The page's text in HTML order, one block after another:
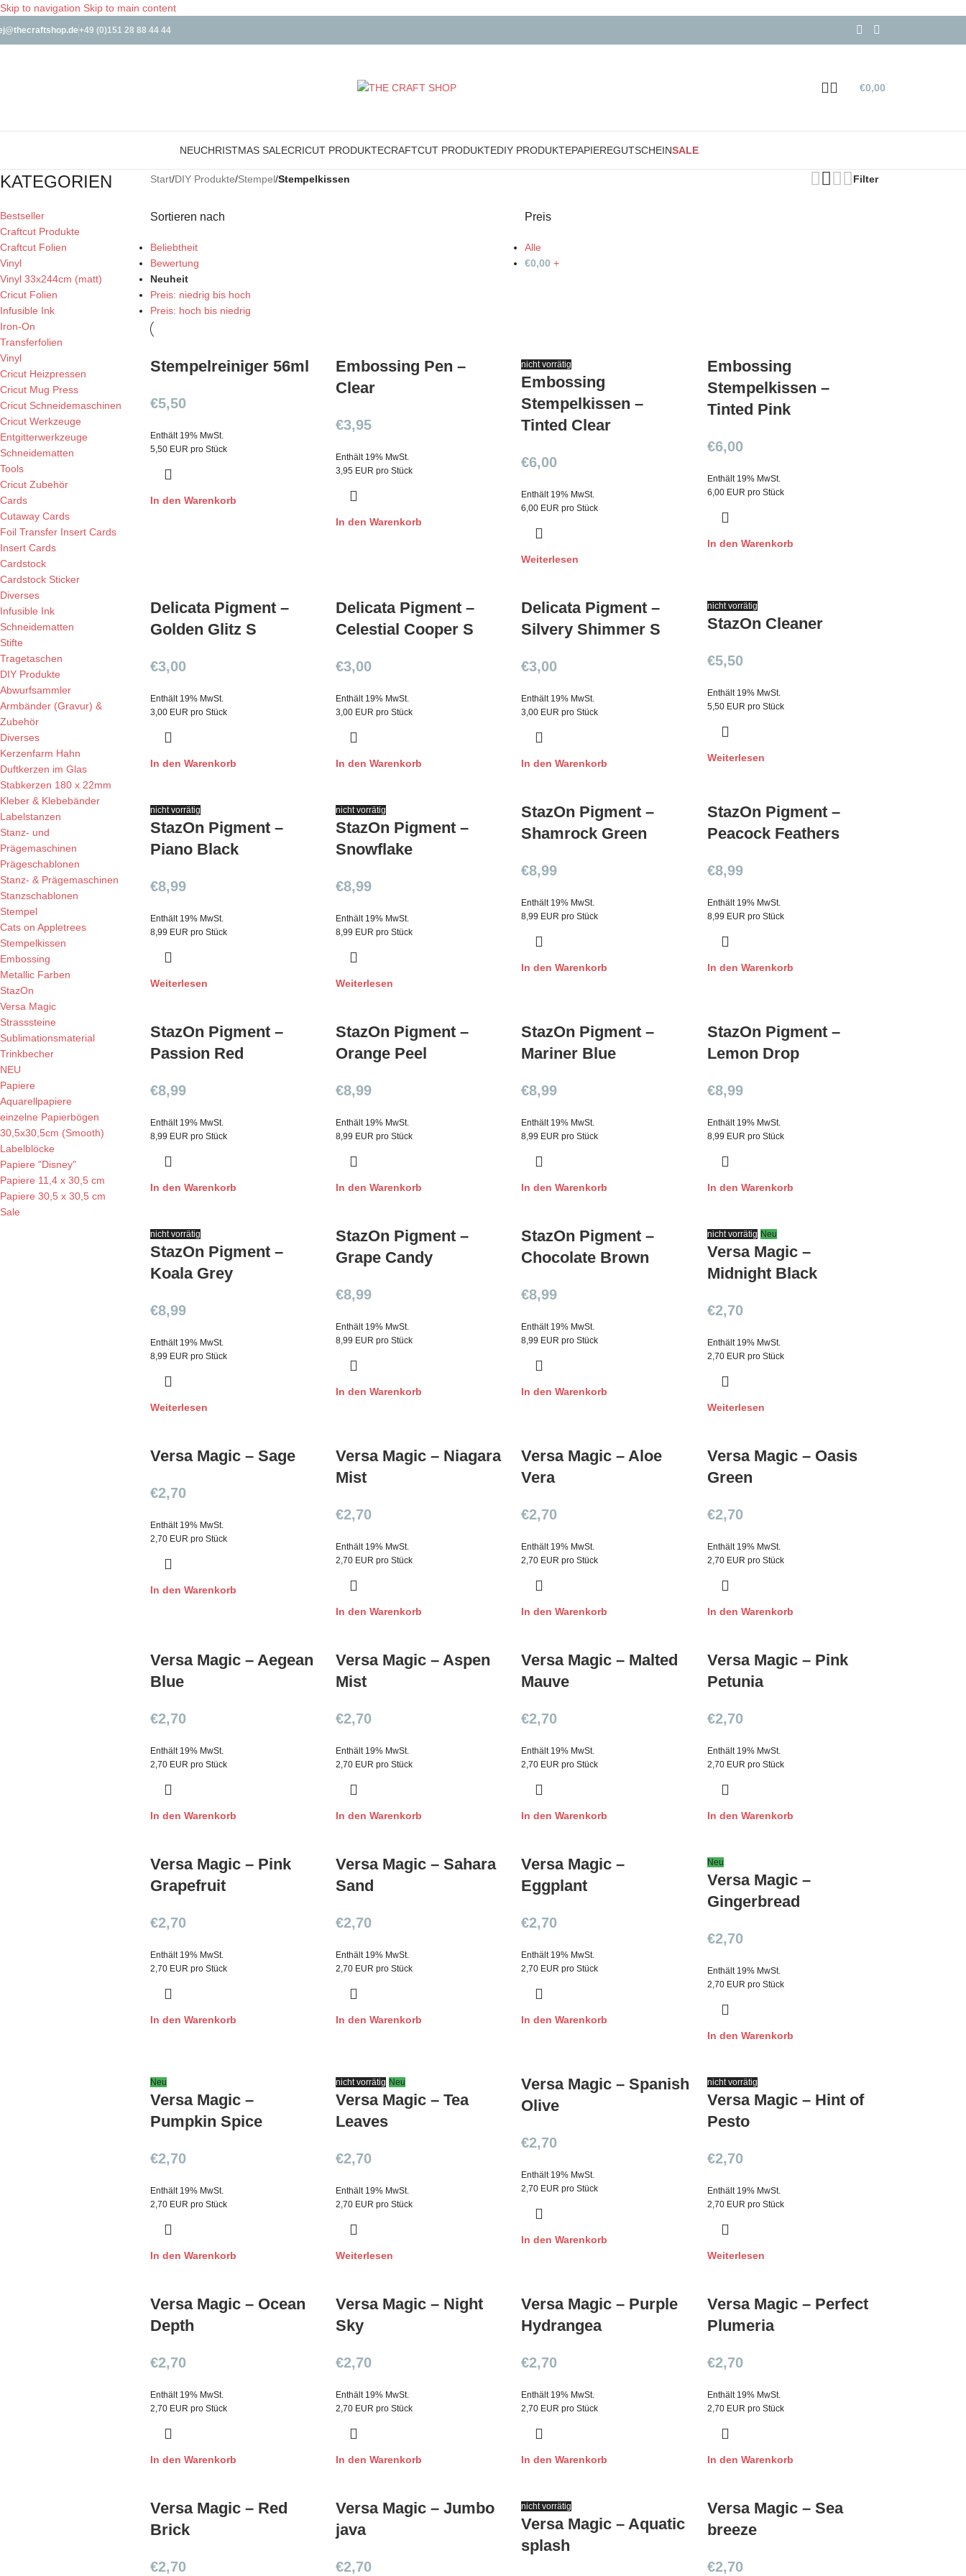
Skip to navigation Skip to main content
+49 (0)151 28 88 44 44
€0,00
NEUCHRISTMAS SALECRICUT PRODUKTECRAFTCUT PRODUKTEDIY PRODUKTEPAPIEREGUTSCHEINSALE
KATEGORIEN
Bestseller
Craftcut Produkte
Craftcut Folien
Vinyl
Vinyl 33x244cm (matt)
Cricut Folien
Infusible Ink
Iron-On
Transferfolien
Vinyl
Cricut Heizpressen
Cricut Mug Press
Cricut Schneidemaschinen
Cricut Werkzeuge
Entgitterwerkzeuge
Schneidematten
Tools
Cricut Zubehör
Cards
Cutaway Cards
Foil Transfer Insert Cards
Insert Cards
Cardstock
Cardstock Sticker
Diverses
Infusible Ink
Schneidematten
Stifte
Tragetaschen
DIY Produkte
Abwurfsammler
Armbänder (Gravur) &
Zubehör
Diverses
Kerzenfarm Hahn
Duftkerzen im Glas
Stabkerzen 180 x 22mm
Kleber & Klebebänder
Labelstanzen
Stanz- und
Prägemaschinen
Prägeschablonen
Stanz- & Prägemaschinen
Stanzschablonen
Stempel
Cats on Appletrees
Stempelkissen
Embossing
Metallic Farben
StazOn
Versa Magic
Strasssteine
Sublimationsmaterial
Trinkbecher
NEU
Papiere
Aquarellpapiere
einzelne Papierbögen
30,5x30,5cm (Smooth)
Labelblöcke
Papiere "Disney"
Papiere 11,4 x 30,5 cm
Papiere 30,5 x 30,5 cm
Sale
Start/DIY Produkte/Stempel/Stempelkissen Filter
Sortieren nach
Beliebtheit
Bewertung
Neuheit
Preis: niedrig bis hoch
Preis: hoch bis niedrig
Preis
Alle
€0,00 +
Stempelreiniger 56ml
€5,50
Enthält 19% MwSt.
5,50 EUR pro Stück
In den Warenkorb
Embossing Pen –
Clear
€3,95
Enthält 19% MwSt.
3,95 EUR pro Stück
In den Warenkorb
nicht vorrätig
Embossing
Stempelkissen –
Tinted Clear
€6,00
Enthält 19% MwSt.
6,00 EUR pro Stück
Weiterlesen
Embossing
Stempelkissen –
Tinted Pink
€6,00
Enthält 19% MwSt.
6,00 EUR pro Stück
In den Warenkorb
Delicata Pigment –
Golden Glitz S
€3,00
Enthält 19% MwSt.
3,00 EUR pro Stück
In den Warenkorb
Delicata Pigment –
Celestial Cooper S
€3,00
Enthält 19% MwSt.
3,00 EUR pro Stück
In den Warenkorb
Delicata Pigment –
Silvery Shimmer S
€3,00
Enthält 19% MwSt.
3,00 EUR pro Stück
In den Warenkorb
nicht vorrätig
StazOn Cleaner
€5,50
Enthält 19% MwSt.
5,50 EUR pro Stück
Weiterlesen
nicht vorrätig
StazOn Pigment –
Piano Black
€8,99
Enthält 19% MwSt.
8,99 EUR pro Stück
Weiterlesen
nicht vorrätig
StazOn Pigment –
Snowflake
€8,99
Enthält 19% MwSt.
8,99 EUR pro Stück
Weiterlesen
StazOn Pigment –
Shamrock Green
€8,99
Enthält 19% MwSt.
8,99 EUR pro Stück
In den Warenkorb
StazOn Pigment –
Peacock Feathers
€8,99
Enthält 19% MwSt.
8,99 EUR pro Stück
In den Warenkorb
StazOn Pigment –
Passion Red
€8,99
Enthält 19% MwSt.
8,99 EUR pro Stück
In den Warenkorb
StazOn Pigment –
Orange Peel
€8,99
Enthält 19% MwSt.
8,99 EUR pro Stück
In den Warenkorb
StazOn Pigment –
Mariner Blue
€8,99
Enthält 19% MwSt.
8,99 EUR pro Stück
In den Warenkorb
StazOn Pigment –
Lemon Drop
€8,99
Enthält 19% MwSt.
8,99 EUR pro Stück
In den Warenkorb
nicht vorrätig
StazOn Pigment –
Koala Grey
€8,99
Enthält 19% MwSt.
8,99 EUR pro Stück
Weiterlesen
StazOn Pigment –
Grape Candy
€8,99
Enthält 19% MwSt.
8,99 EUR pro Stück
In den Warenkorb
StazOn Pigment –
Chocolate Brown
€8,99
Enthält 19% MwSt.
8,99 EUR pro Stück
In den Warenkorb
nicht vorrätig Neu
Versa Magic –
Midnight Black
€2,70
Enthält 19% MwSt.
2,70 EUR pro Stück
Weiterlesen
Versa Magic – Sage
€2,70
Enthält 19% MwSt.
2,70 EUR pro Stück
In den Warenkorb
Versa Magic – Niagara
Mist
€2,70
Enthält 19% MwSt.
2,70 EUR pro Stück
In den Warenkorb
Versa Magic – Aloe
Vera
€2,70
Enthält 19% MwSt.
2,70 EUR pro Stück
In den Warenkorb
Versa Magic – Oasis
Green
€2,70
Enthält 19% MwSt.
2,70 EUR pro Stück
In den Warenkorb
Versa Magic – Aegean
Blue
€2,70
Enthält 19% MwSt.
2,70 EUR pro Stück
In den Warenkorb
Versa Magic – Aspen
Mist
€2,70
Enthält 19% MwSt.
2,70 EUR pro Stück
In den Warenkorb
Versa Magic – Malted
Mauve
€2,70
Enthält 19% MwSt.
2,70 EUR pro Stück
In den Warenkorb
Versa Magic – Pink
Petunia
€2,70
Enthält 19% MwSt.
2,70 EUR pro Stück
In den Warenkorb
Versa Magic – Pink
Grapefruit
€2,70
Enthält 19% MwSt.
2,70 EUR pro Stück
In den Warenkorb
Versa Magic – Sahara
Sand
€2,70
Enthält 19% MwSt.
2,70 EUR pro Stück
In den Warenkorb
Versa Magic –
Eggplant
€2,70
Enthält 19% MwSt.
2,70 EUR pro Stück
In den Warenkorb
Neu
Versa Magic –
Gingerbread
€2,70
Enthält 19% MwSt.
2,70 EUR pro Stück
In den Warenkorb
Neu
Versa Magic –
Pumpkin Spice
€2,70
Enthält 19% MwSt.
2,70 EUR pro Stück
In den Warenkorb
nicht vorrätig Neu
Versa Magic – Tea
Leaves
€2,70
Enthält 19% MwSt.
2,70 EUR pro Stück
Weiterlesen
Versa Magic – Spanish
Olive
€2,70
Enthält 19% MwSt.
2,70 EUR pro Stück
In den Warenkorb
nicht vorrätig
Versa Magic – Hint of
Pesto
€2,70
Enthält 19% MwSt.
2,70 EUR pro Stück
Weiterlesen
Versa Magic – Ocean
Depth
€2,70
Enthält 19% MwSt.
2,70 EUR pro Stück
In den Warenkorb
Versa Magic – Night
Sky
€2,70
Enthält 19% MwSt.
2,70 EUR pro Stück
In den Warenkorb
Versa Magic – Purple
Hydrangea
€2,70
Enthält 19% MwSt.
2,70 EUR pro Stück
In den Warenkorb
Versa Magic – Perfect
Plumeria
€2,70
Enthält 19% MwSt.
2,70 EUR pro Stück
In den Warenkorb
Versa Magic – Red
Brick
€2,70
Versa Magic – Jumbo
java
€2,70
nicht vorrätig
Versa Magic – Aquatic
splash
Versa Magic – Sea
breeze
€2,70